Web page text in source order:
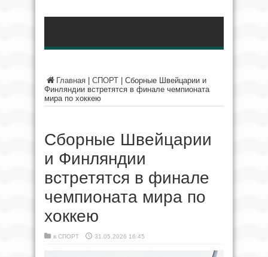
Главная СПОРТ
Сборные Швейцарии и
Финляндии встретятся в финале чемпионата
мира по хоккею
Сборные Швейцарии
и Финляндии
встретятся в финале
чемпионата мира по
хоккею
в СПОРТ 31.05.2026 16:45